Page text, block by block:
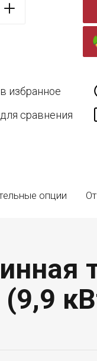
избранное
сравнения
опции
(9,9